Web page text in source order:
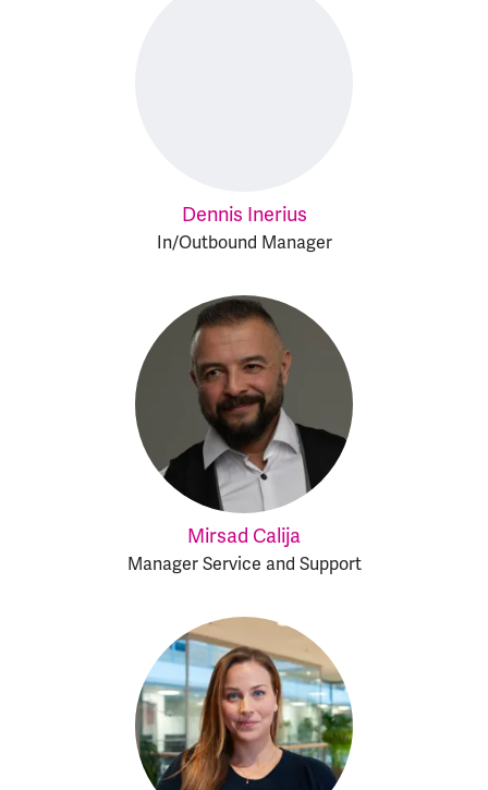
Dennis Inerius
In/Outbound Manager
Mirsad Calija
Manager Service and Support